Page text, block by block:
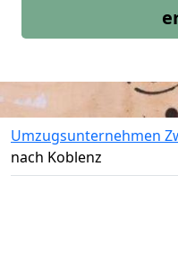
Umzugsunternehmen
nach Koblenz